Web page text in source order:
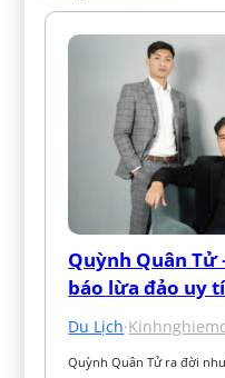
Quỳnh Quân Tử
báo lừa đảo uy
Du Lịch·
Quỳnh Quân Tử ra đời